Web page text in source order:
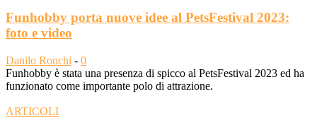
Funhobby porta nuove idee al PetsFestival 2023:
foto e video
Danilo Ronchi - 0
Funhobby è stata una presenza di spicco al PetsFestival 2023 ed ha
funzionato come importante polo di attrazione.
ARTICOLI